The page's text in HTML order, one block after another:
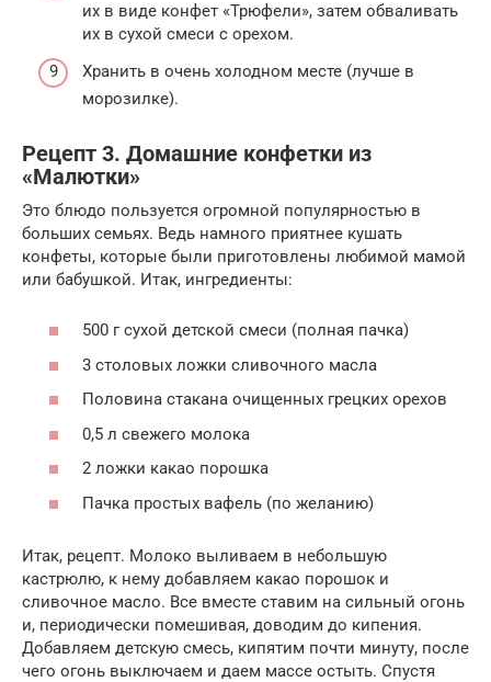
их в виде конфет «Трюфели», затем обваливать
их в сухой смеси с орехом.
Хранить в очень холодном месте (лучше в
морозилке).
Рецепт 3. Домашние конфетки из
«Малютки»
Это блюдо пользуется огромной популярностью в
больших семьях. Ведь намного приятнее кушать
конфеты, которые были приготовлены любимой мамой
или бабушкой. Итак, ингредиенты:
500 г сухой детской смеси (полная пачка)
3 столовых ложки сливочного масла
Половина стакана очищенных грецких орехов
0,5 л свежего молока
2 ложки какао порошка
Пачка простых вафель (по желанию)
Итак, рецепт. Молоко выливаем в небольшую
кастрюлю, к нему добавляем какао порошок и
сливочное масло. Все вместе ставим на сильный огонь
и, периодически помешивая, доводим до кипения.
Добавляем детскую смесь, кипятим почти минуту, после
чего огонь выключаем и даем массе остыть. Спустя